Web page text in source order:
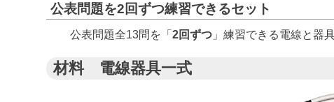
公表問題を2回ずつ練習できるセット
公表問題全13問を「2回ずつ 」練習できる電線と器
材料 電線器具一式